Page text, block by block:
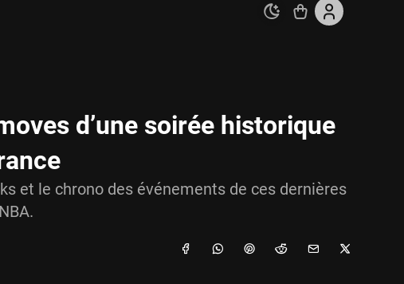
d’une soirée historique
et le chrono des événements de ces dernières